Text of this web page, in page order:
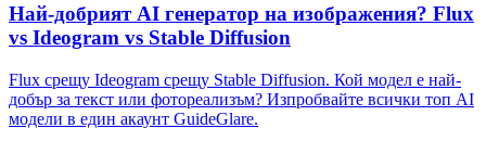
Най-добрият AI генератор на изображения? Flux
vs Ideogram vs Stable Diffusion
Flux срещу Ideogram срещу Stable Diffusion. Кой модел е най-
добър за текст или фотореализъм? Изпробвайте всички топ AI
модели в един акаунт GuideGlare.